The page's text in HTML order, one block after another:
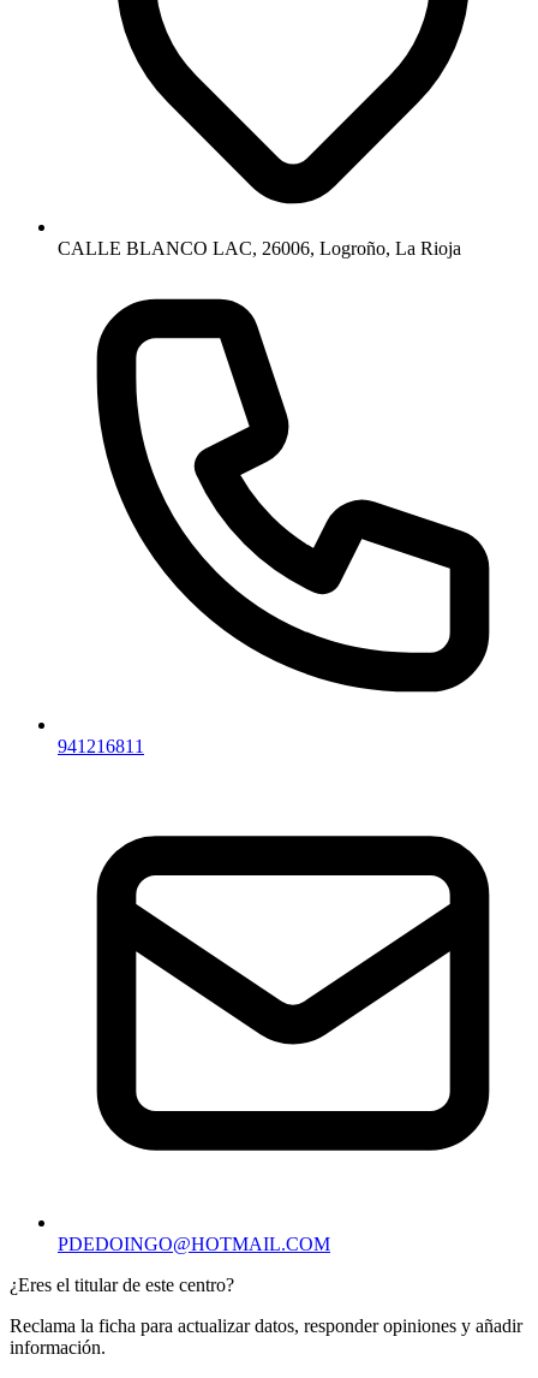
CALLE BLANCO LAC, 26006, Logroño, La Rioja
941216811
PDEDOINGO@HOTMAIL.COM
¿Eres el titular de este centro?
Reclama la ficha para actualizar datos, responder opiniones y añadir
información.